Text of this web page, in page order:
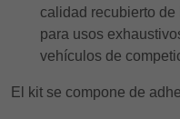
calidad recubierto de
para usos
vehículos de
El kit se compone de